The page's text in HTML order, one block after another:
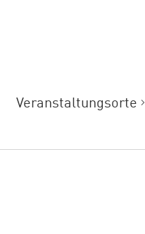
Veranstaltungsorte